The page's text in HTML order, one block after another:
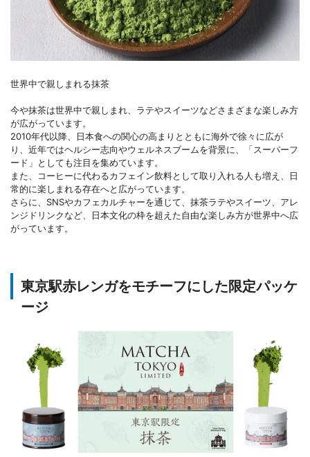
世界中で親しまれる抹茶
今や抹茶は世界中で親しまれ、ラテやスイーツなどさまざまな楽しみ方
が広がっています。
2010年代以降、日本食への関心の高まりとともに海外で徐々に広が
り、近年ではヘルシー志向やウェルネスブームを背景に、「スーパーフ
ード」としても注目を集めています。
また、コーヒーに代わるカフェイン飲料として取り入れる人も増え、日
常的に楽しまれる存在へと広がっています。
さらに、SNSやカフェカルチャーを通じて、抹茶ラテやスイーツ、アレ
ンジドリンクなど、日本文化の枠を超えた自由な楽しみ方が世界中へ広
がっています。
東京駅赤レンガをモチーフにした限定パッケ
ージ